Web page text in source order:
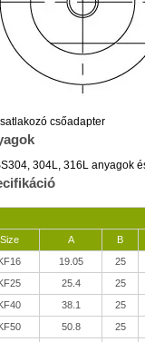
csőadapter
304L, 316L anyagok
Size
A B
19.05 25
25.4 25
38.1 25
50.8 25